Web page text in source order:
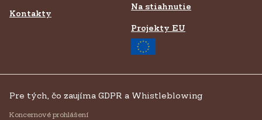
Kontakty
Na stiahnutie
Projekty EU
Pre tých, čo zaujíma GDPR a Whistleblowing
Koncernové prohlášení